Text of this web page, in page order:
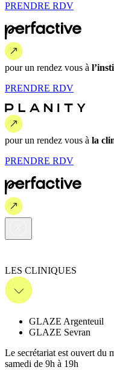
PRENDRE RDV
pour un rendez vous à
PRENDRE RDV
pour un rendez vous à la
PRENDRE RDV
LES CLINIQUES
GLAZE Argenteuil
GLAZE Sevran
Le secrétariat est ouvert du
samedi de 9h à 19h